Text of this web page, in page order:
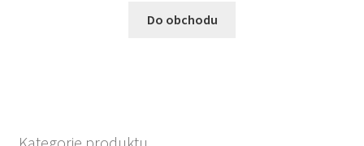
Do obchodu